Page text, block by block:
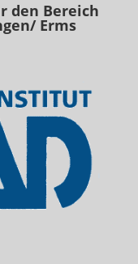
den Bereich
Erms